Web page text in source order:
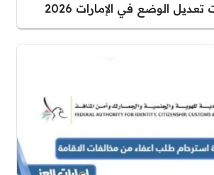
الوضع في الإمارات 2026